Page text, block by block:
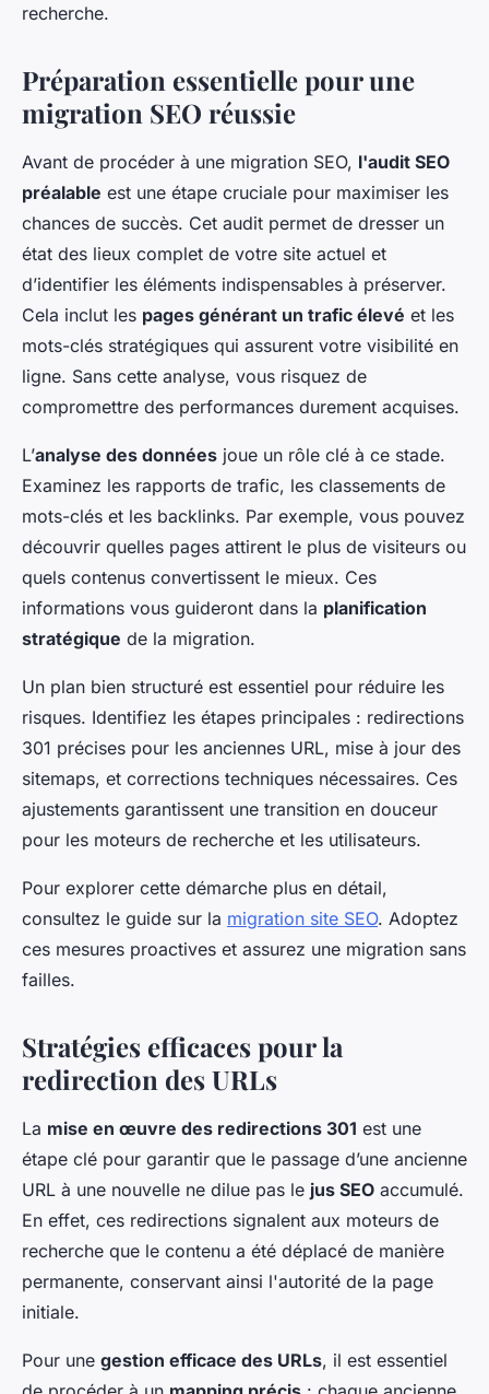
recherche.
Préparation essentielle pour une
migration SEO réussie
Avant de procéder à une migration SEO, l'audit SEO
préalable est une étape cruciale pour maximiser les
chances de succès. Cet audit permet de dresser un
état des lieux complet de votre site actuel et
d’identifier les éléments indispensables à préserver.
Cela inclut les pages générant un trafic élevé et les
mots-clés stratégiques qui assurent votre visibilité en
ligne. Sans cette analyse, vous risquez de
compromettre des performances durement acquises.
L’analyse des données joue un rôle clé à ce stade.
Examinez les rapports de trafic, les classements de
mots-clés et les backlinks. Par exemple, vous pouvez
découvrir quelles pages attirent le plus de visiteurs ou
quels contenus convertissent le mieux. Ces
informations vous guideront dans la planification
stratégique de la migration.
Un plan bien structuré est essentiel pour réduire les
risques. Identifiez les étapes principales : redirections
301 précises pour les anciennes URL, mise à jour des
sitemaps, et corrections techniques nécessaires. Ces
ajustements garantissent une transition en douceur
pour les moteurs de recherche et les utilisateurs.
Pour explorer cette démarche plus en détail,
consultez le guide sur la migration site SEO. Adoptez
ces mesures proactives et assurez une migration sans
failles.
Stratégies efficaces pour la
redirection des URLs
La mise en œuvre des redirections 301 est une
étape clé pour garantir que le passage d’une ancienne
URL à une nouvelle ne dilue pas le jus SEO accumulé.
En effet, ces redirections signalent aux moteurs de
recherche que le contenu a été déplacé de manière
permanente, conservant ainsi l'autorité de la page
initiale.
Pour une gestion efficace des URLs, il est essentiel